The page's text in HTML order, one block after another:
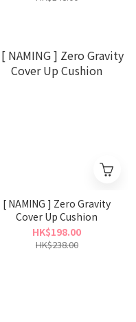
[ NAMING ] Zero Gravity
Cover Up Cushion
HK$198.00
HK$238.00